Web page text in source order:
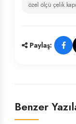
özel ölçü çelik kapı
Paylaş:
Benzer